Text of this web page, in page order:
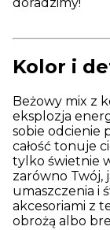
doradzimy!
Kolor i
Beżowy mix z
eksplozja
sobie odcienie
całość tonuje
tylko świetnie
zarówno Twój,
umaszczenia i
akcesoriami z
obrożą albo